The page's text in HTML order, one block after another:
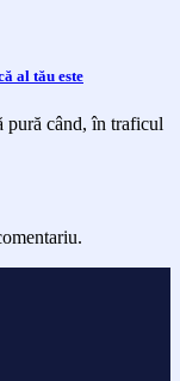
al tău este
pură când, în traficul